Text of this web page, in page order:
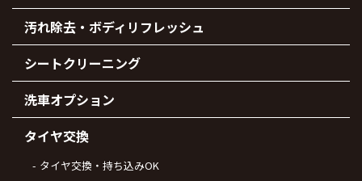
汚れ除去・ボディリフレッシュ
シートクリーニング
洗車オプション
タイヤ交換
タイヤ交換・持ち込みOK